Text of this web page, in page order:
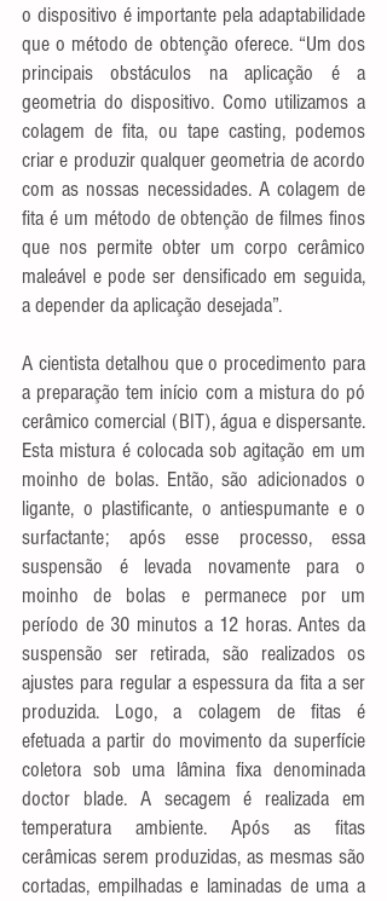
o dispositivo é importante pela adaptabilidade
que o método de obtenção oferece. “Um dos
principais obstáculos na aplicação é a
geometria do dispositivo. Como utilizamos a
colagem de fita, ou tape casting, podemos
criar e produzir qualquer geometria de acordo
com as nossas necessidades. A colagem de
fita é um método de obtenção de filmes finos
que nos permite obter um corpo cerâmico
maleável e pode ser densificado em seguida,
a depender da aplicação desejada”.
A cientista detalhou que o procedimento para
a preparação tem início com a mistura do pó
cerâmico comercial (BIT), água e dispersante.
Esta mistura é colocada sob agitação em um
moinho de bolas. Então, são adicionados o
ligante, o plastificante, o antiespumante e o
surfactante; após esse processo, essa
suspensão é levada novamente para o
moinho de bolas e permanece por um
período de 30 minutos a 12 horas. Antes da
suspensão ser retirada, são realizados os
ajustes para regular a espessura da fita a ser
produzida. Logo, a colagem de fitas é
efetuada a partir do movimento da superfície
coletora sob uma lâmina fixa denominada
doctor blade. A secagem é realizada em
temperatura ambiente. Após as fitas
cerâmicas serem produzidas, as mesmas são
cortadas, empilhadas e laminadas de uma a